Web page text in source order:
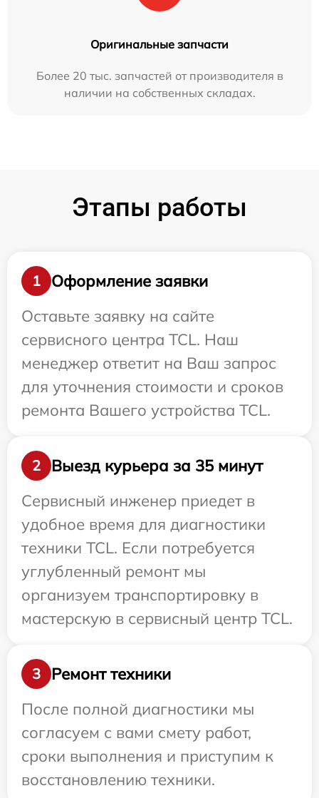
Оригинальные запчасти
Более 20 тыс. запчастей от производителя в
наличии на собственных складах.
Этапы работы
1
Оформление заявки
Оставьте заявку на сайте
сервисного центра TCL. Наш
менеджер ответит на Ваш запрос
для уточнения стоимости и сроков
ремонта Вашего устройства TCL.
2
Выезд курьера за 35 минут
Сервисный инженер приедет в
удобное время для диагностики
техники TCL. Если потребуется
углубленный ремонт мы
организуем транспортировку в
мастерскую в сервисный центр TCL.
3
Ремонт техники
После полной диагностики мы
согласуем с вами смету работ,
сроки выполнения и приступим к
восстановлению техники.